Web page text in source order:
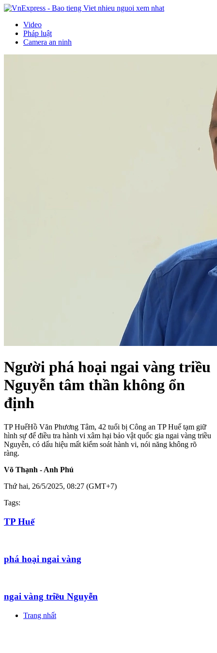
Video
Pháp luật
Camera an ninh
Người phá hoại ngai vàng triều
Nguyễn tâm thần không ổn
định
TP HuếHồ Văn Phương Tâm, 42 tuổi bị Công an TP Huế tạm giữ
hình sự để điều tra hành vi xâm hại bảo vật quốc gia ngai vàng triều
Nguyễn, có dấu hiệu mất kiểm soát hành vi, nói năng không rõ
ràng.
Võ Thạnh - Anh Phú
Thứ hai, 26/5/2025, 08:27 (GMT+7)
Tags:
TP Huế
phá hoại ngai vàng
ngai vàng triều Nguyễn
Trang nhất